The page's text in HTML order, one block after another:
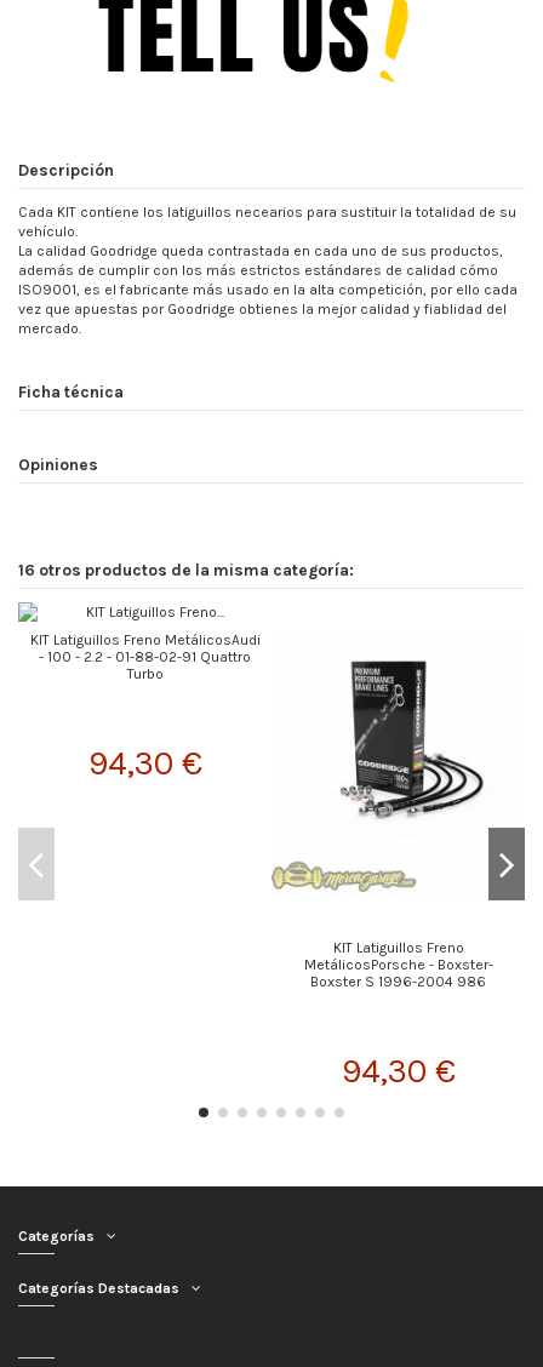
Descripción
Cada KIT contiene los latiguillos necearios para sustituir la totalidad de su
vehículo.
La calidad Goodridge queda contrastada en cada uno de sus productos,
además de cumplir con los más estrictos estándares de calidad cómo
ISO9001, es el fabricante más usado en la alta competición, por ello cada
vez que apuestas por Goodridge obtienes la mejor calidad y fiablidad del
mercado.
Ficha técnica
Opiniones
16 otros productos de la misma categoría:
KIT Latiguillos Freno MetálicosAudi
- 100 - 2.2 - 01-88-02-91 Quattro
Turbo
94,30 €
KIT Latiguillos Freno
MetálicosPorsche - Boxster-
Boxster S 1996-2004 986
94,30 €
Categorías
Categorías Destacadas